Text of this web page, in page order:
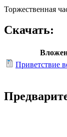
Торжественная
Скачать:
Приветствие